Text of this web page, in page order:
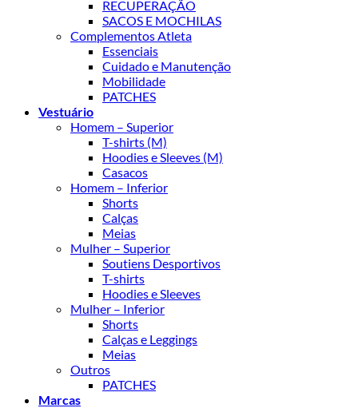
RECUPERAÇÃO
SACOS E MOCHILAS
Complementos Atleta
Essenciais
Cuidado e Manutenção
Mobilidade
PATCHES
Vestuário
Homem – Superior
T-shirts (M)
Hoodies e Sleeves (M)
Casacos
Homem – Inferior
Shorts
Calças
Meias
Mulher – Superior
Soutiens Desportivos
T-shirts
Hoodies e Sleeves
Mulher – Inferior
Shorts
Calças e Leggings
Meias
Outros
PATCHES
Marcas